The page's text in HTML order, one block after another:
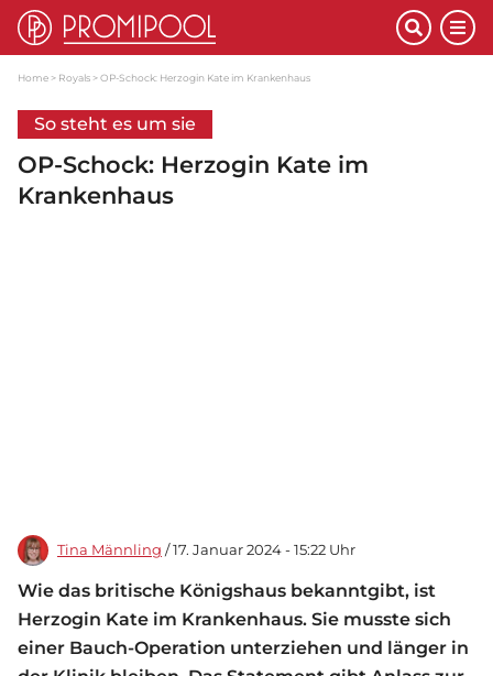
Home Royals OP-Schock: Herzogin Kate im Krankenhaus
So steht es um sie
OP-Schock: Herzogin Kate im
Krankenhaus
Tina Männling / 17. Januar 2024 - 15:22 Uhr
Wie das britische Königshaus bekanntgibt, ist
Herzogin Kate im Krankenhaus. Sie musste sich
einer Bauch-Operation unterziehen und länger in